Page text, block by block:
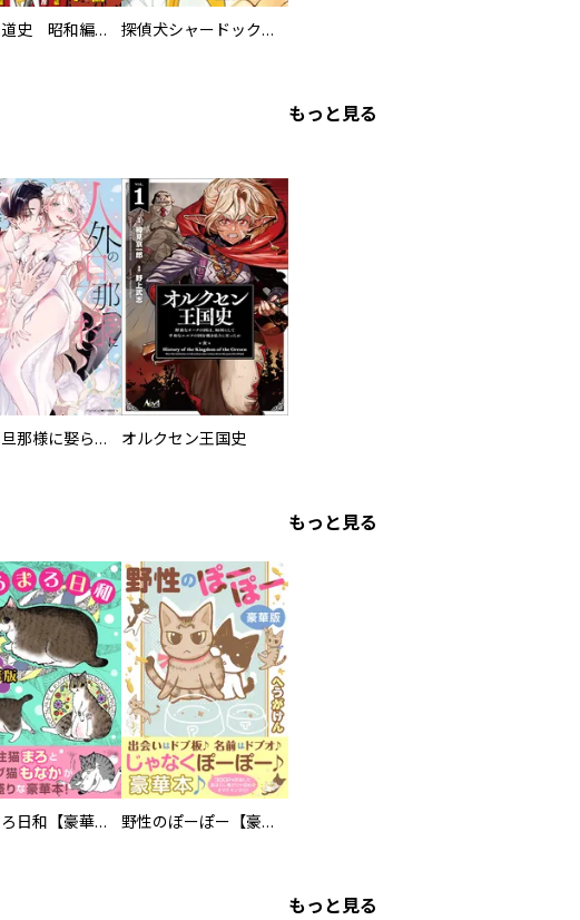
日本極道史 昭和編 スーパー大合本 探偵犬シャードック（新装版）
もっと見る
人外の旦那様に娶られ毎晩ナカまで愛される…。アンソロジー オルクセン王国史
もっと見る
まろまろ日和【豪華版】 野性のぽーぽー【豪華版】
もっと見る